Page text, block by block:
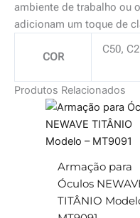
ambiente de trabalho ou
adicionam um toque de
COR
C50,
Produtos Relacionados
Armação para
Óculos
TITÂNIO